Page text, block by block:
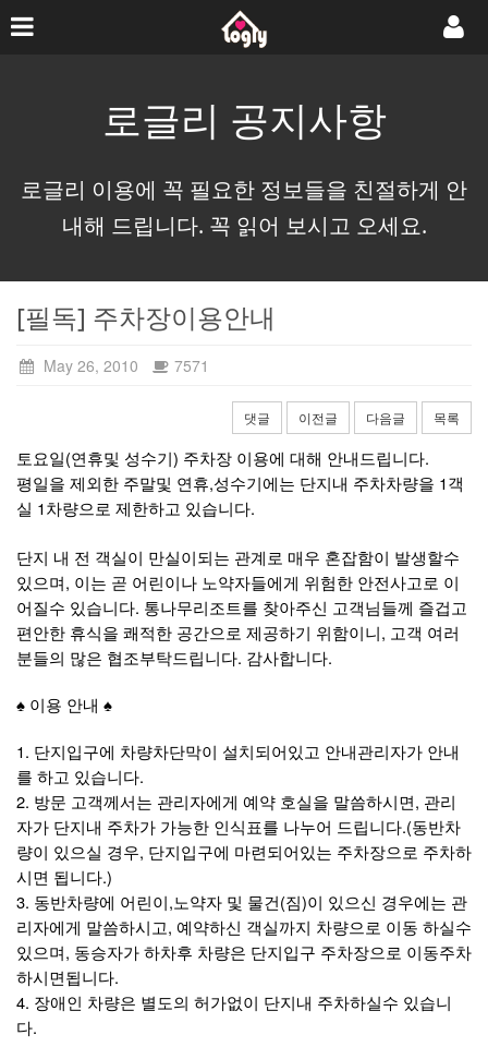
로글리 공지사항
로글리 이용에 꼭 필요한 정보들을 친절하게 안
내해 드립니다. 꼭 읽어 보시고 오세요.
[필독] 주차장이용안내
May 26, 2010 7571
댓글 이전글 다음글 목록
토요일(연휴및 성수기) 주차장 이용에 대해 안내드립니다.
평일을 제외한 주말및 연휴,성수기에는 단지내 주차차량을 1객
실 1차량으로 제한하고 있습니다.
단지 내 전 객실이 만실이되는 관계로 매우 혼잡함이 발생할수
있으며, 이는 곧 어린이나 노약자들에게 위험한 안전사고로 이
어질수 있습니다. 통나무리조트를 찾아주신 고객님들께 즐겁고
편안한 휴식을 쾌적한 공간으로 제공하기 위함이니, 고객 여러
분들의 많은 협조부탁드립니다. 감사합니다.
♠ 이용 안내 ♠
1. 단지입구에 차량차단막이 설치되어있고 안내관리자가 안내
를 하고 있습니다.
2. 방문 고객께서는 관리자에게 예약 호실을 말씀하시면, 관리
자가 단지내 주차가 가능한 인식표를 나누어 드립니다.(동반차
량이 있으실 경우, 단지입구에 마련되어있는 주차장으로 주차하
시면 됩니다.)
3. 동반차량에 어린이,노약자 및 물건(짐)이 있으신 경우에는 관
리자에게 말씀하시고, 예약하신 객실까지 차량으로 이동 하실수
있으며, 동승자가 하차후 차량은 단지입구 주차장으로 이동주차
하시면됩니다.
4. 장애인 차량은 별도의 허가없이 단지내 주차하실수 있습니
다.